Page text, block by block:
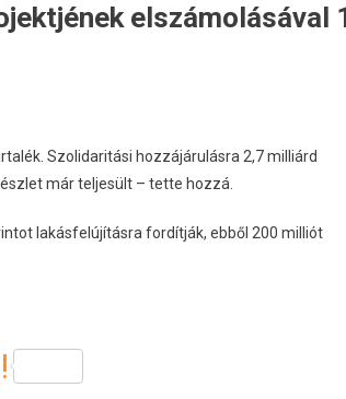
elszámolásával
Szolidaritási hozzájárulásra 2,7 milliárd
már teljesült – tette hozzá.
lakásfelújításra fordítják, ebből 200 milliót